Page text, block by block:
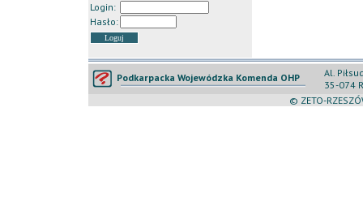
Login:
Hasło:
Podkarpacka Wojewódzka Komenda OHP
Al.
35-074
© ZETO-